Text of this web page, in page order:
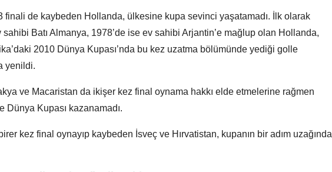
3 finali de kaybeden Hollanda, ülkesine kupa sevinci yaşatamadı. İlk olarak
sahibi Batı Almanya, 1978’de ise ev sahibi Arjantin’e mağlup olan Hollanda,
2010 Dünya Kupası’nda bu kez uzatma bölümünde yediği golle
yenildi.
ve Macaristan da ikişer kez final oynama hakkı elde etmelerine rağmen
Dünya Kupası kazanamadı.
kez final oynayıp kaybeden İsveç ve Hırvatistan, kupanın bir adım uzağında